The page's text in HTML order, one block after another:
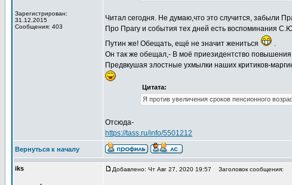
Зарегистрирован:
31.12.2015
Сообщения: 403
Читал сегодня. Не думаю,что это случится, забыли
Про Прагу и события тех дней есть воспоминания
Путин же! Обещать, ещё не значит жениться
.
Он так же обещал,- В моё приезидентство повышения
Предвкушая злостные ухмылки наших критиков-
Цитата:
Я против увеличения сроков пенсионного
Отсюда-
https://tass.ru/info/5501212
Вернуться к началу
iks Добавлено: Чт Авг 27, 2020 19:57 Заголовок сообщения: